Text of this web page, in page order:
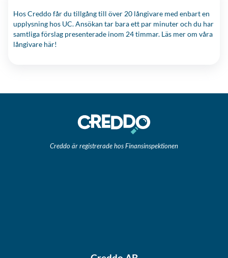
Hos Creddo får du tillgång till över 20 långivare med enbart en
upplysning hos UC. Ansökan tar bara ett par minuter och du har
samtliga förslag presenterade inom 24 timmar. Läs mer om våra
långivare här!
Creddo är registrerade hos Finansinspektionen